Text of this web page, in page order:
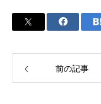
前の記事